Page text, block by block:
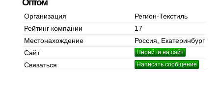
Оптом
Организация
Регион-Текстиль
Рейтинг компании
17
Местонахождение
Россия, Екатеринбург
Сайт
Перейти на сайт
Связаться Написать сообщение